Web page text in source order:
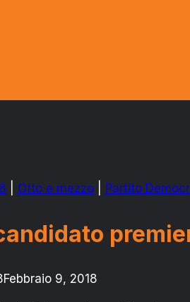
Otto e mezzo Partito
Febbraio 9, 2018